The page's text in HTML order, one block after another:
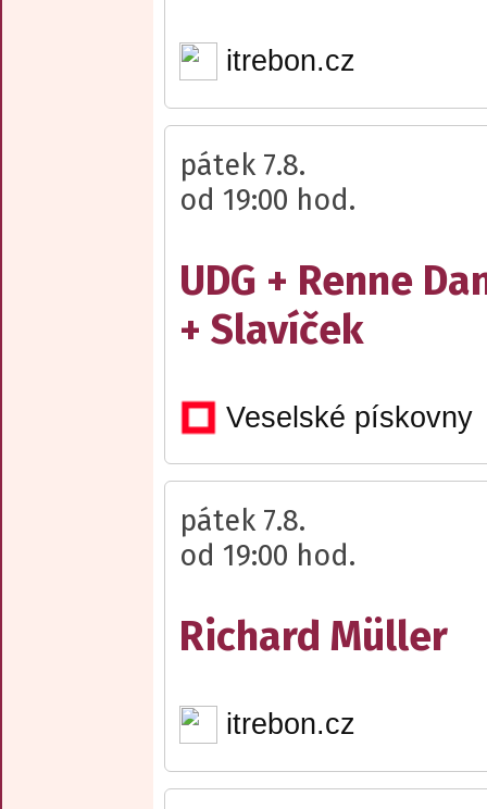
itrebon.cz
pátek 7.8.
od 19:00 hod.
UDG + Renne
+ Slavíček
Veselské pískovny
pátek 7.8.
od 19:00 hod.
Richard Müller
itrebon.cz